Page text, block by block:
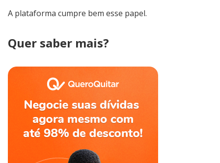
A plataforma cumpre bem esse papel.
Quer saber mais?